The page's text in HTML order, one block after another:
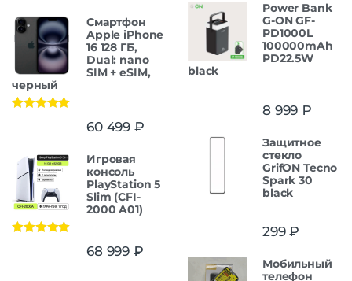
Смартфон
Apple iPhone
16 128 ГБ,
Dual: nano
SIM + eSIM,
черный
60 499 ₽
Игровая
консоль
PlayStation 5
Slim (CFI-
2000 A01)
68 999 ₽
Power Bank
G-ON GF-
PD1000L
100000mAh
PD22.5W
black
8 999 ₽
Защитнoe
cтекло
GrifON Tecno
Spark 30
black
299₽
Мобильный
телефон